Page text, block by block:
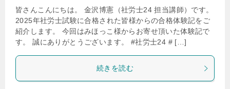
皆さんこんにちは。 金沢博憲（社労士24 担当講師）です。
2025年社労士試験に合格された皆様からの合格体験記をご
紹介します。 今回はみほっこ様からお寄せ頂いた体験記で
す。 誠にありがとうございます。 #社労士24 # […]
続きを読む